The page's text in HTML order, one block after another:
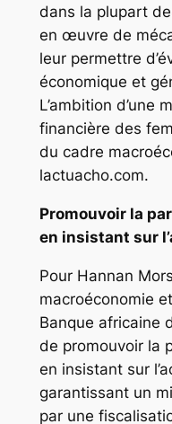
dans la plupart
en œuvre de
leur permettre
économique et
L’ambition d’une
financière des
du cadre
lactuacho.com.
Promouvoir la
en insistant sur
Pour Hannan
macroéconomie
Banque africaine
de promouvoir la
en insistant sur
garantissant un
par une